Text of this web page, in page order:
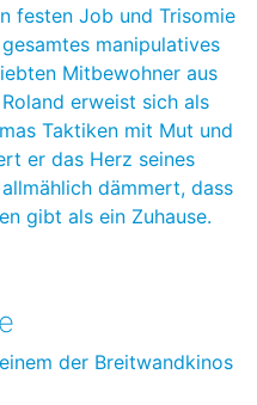
festen Job und Trisomie
manipulatives
Mitbewohner aus
erweist sich als
Taktiken mit Mut und
er das Herz seines
dämmert, dass
gibt als ein Zuhause.
der Breitwandkinos